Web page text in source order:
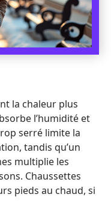
la chaleur plus
l’humidité et
serré limite la
tandis qu’un
multiplie les
Chaussettes
pieds au chaud, si